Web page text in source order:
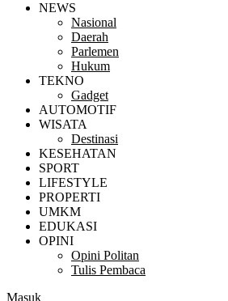
NEWS
Nasional
Daerah
Parlemen
Hukum
TEKNO
Gadget
AUTOMOTIF
WISATA
Destinasi
KESEHATAN
SPORT
LIFESTYLE
PROPERTI
UMKM
EDUKASI
OPINI
Opini Politan
Tulis Pembaca
Masuk